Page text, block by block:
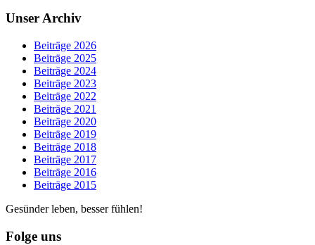
Unser Archiv
Beiträge 2026
Beiträge 2025
Beiträge 2024
Beiträge 2023
Beiträge 2022
Beiträge 2021
Beiträge 2020
Beiträge 2019
Beiträge 2018
Beiträge 2017
Beiträge 2016
Beiträge 2015
Gesünder leben, besser fühlen!
Folge uns